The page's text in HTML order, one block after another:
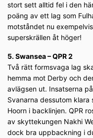
stort sett alltid fel i den
poäng av ett lag som
motståndet nu
superskrällen åt höger!
5. Swansea – QPR 2
Två rätt formsvaga lag
hemma mot Derby och
avlägsen ut. Insatserna
Svanarna dessutom klara
Hoorn i backlinjen. QPR
av skyttekungen Nakhi
dock bra uppbackning i